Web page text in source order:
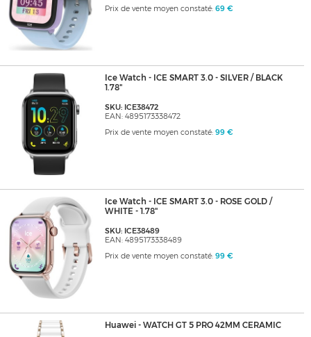
Prix de vente moyen constaté: 69 €
Ice Watch - ICE SMART 3.0 - SILVER / BLACK
1.78"
SKU: ICE38472
EAN: 4895173338472
Prix de vente moyen constaté: 99 €
Ice Watch - ICE SMART 3.0 - ROSE GOLD /
WHITE - 1.78"
SKU: ICE38489
EAN: 4895173338489
Prix de vente moyen constaté: 99 €
Huawei - WATCH GT 5 PRO 42MM CERAMIC